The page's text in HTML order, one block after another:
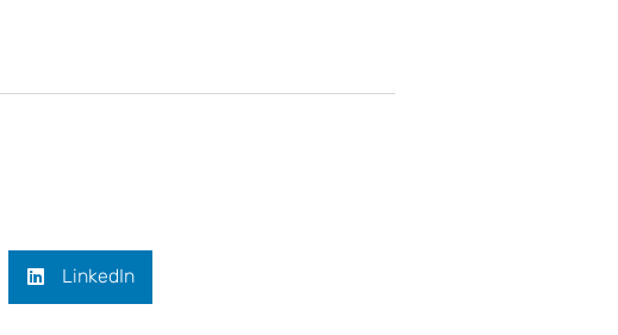
LinkedIn